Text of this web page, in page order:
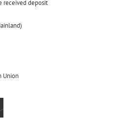
received deposit
Union